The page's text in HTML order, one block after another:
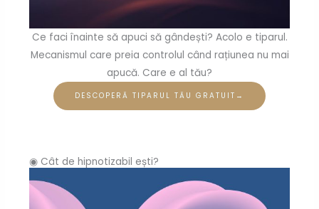
Ce faci înainte să apuci să gândești? Acolo e tiparul.
Mecanismul care preia controlul când rațiunea nu mai
apucă. Care e al tău?
DESCOPERĂ TIPARUL TĂU GRATUIT→
◉ Cât de hipnotizabil ești?